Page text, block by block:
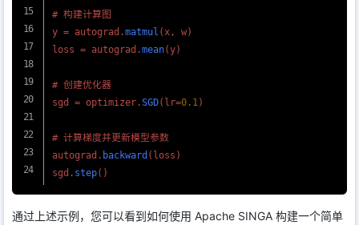
# 构建计算图
y = autograd.matmul (x, w)
loss = autograd.mean(y)
# 创建优化器
sgd = optimizer.SGD(lr=0.1)
# 计算梯度并更新模型参数
autograd. backward (loss)
sgd. step
通过上述示例，您可以看到如何使用 Apache SINGA 构建一个简单